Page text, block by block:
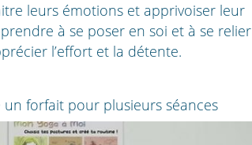
leurs émotions et apprivoiser leur
à se poser en soi et à se relier
l’effort et la détente.
forfait pour plusieurs séances